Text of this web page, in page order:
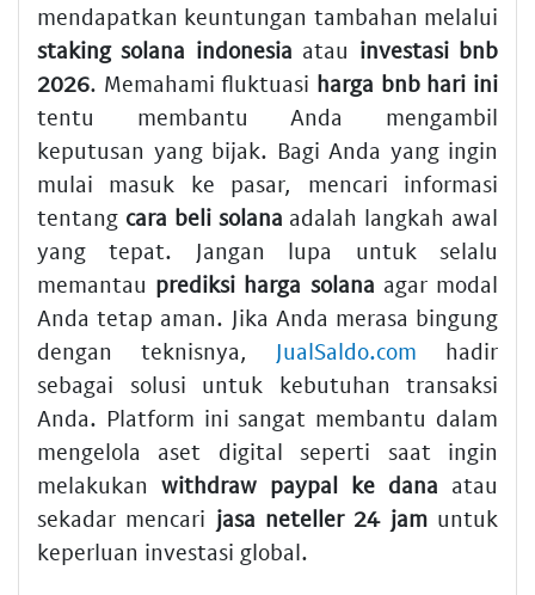
mendapatkan keuntungan tambahan melalui
staking solana indonesia atau investasi bnb
2026. Memahami fluktuasi harga bnb hari ini
tentu membantu Anda mengambil
keputusan yang bijak. Bagi Anda yang ingin
mulai masuk ke pasar, mencari informasi
tentang cara beli solana adalah langkah awal
yang tepat. Jangan lupa untuk selalu
memantau prediksi harga solana agar modal
Anda tetap aman. Jika Anda merasa bingung
dengan teknisnya, JualSaldo.com hadir
sebagai solusi untuk kebutuhan transaksi
Anda. Platform ini sangat membantu dalam
mengelola aset digital seperti saat ingin
melakukan withdraw paypal ke dana atau
sekadar mencari jasa neteller 24 jamuntuk
keperluan investasi global.